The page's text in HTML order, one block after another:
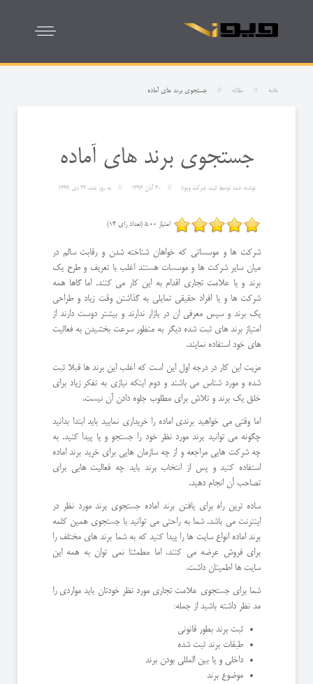
خانه مقاله جستجوی برند های آماده
جستجوی برند های آماده
نوشته شده توسطثبت شرکت ویونا 30 آبان 1396 به روز شده22 دی 1399
امتیاز 5.00 (تعداد رای 14)
شرکت ها و موسساتی که خواهان شناخته شدن و رقابت سالم در
میان سایر شرکت ها و موسسات هستند اغلب با تعریف و طرح یک
برند و یا علامت تجاری اقدام به این کار می کنند. اما گاها همه
شرکت ها و یا افراد حقیقی تمایلی به گذاشتن وقت زیاد و طراحی
یک برند و سپس معرفی ان در بازار ندارند و بیشتر دوست دارند از
امتیاز برند های ثبت شده دیگر به منظور سرعت بخشیدن به فعالیت
های خود استفاده نمایند.
مزیت این کار در درجه اول این است که اغلب این برند ها قبلا ثبت
شده و مورد شناس می باشند و دوم اینکه نیازی به تفکر زیاد برای
خلق یک برند و تلاش برای مطلوب جلوه دادن آن نیست.
اما وقتی می خواهید برندی اماده را خریداری نمایید باید ابتدا بدانید
چگونه می توانید برند مورد نظر خود را جستجو و یا پیدا کنید. به
چه شرکت هایی مراجعه و از چه سازمان هایی برای خرید برند اماده
استفاده کنید و پس از انتخاب برند باید چه فعالیت هایی برای
تصاحب آن انجام دهید.
ساده ترین راه برای یافتن برند اماده جستجوی برند مورد نظر در
اینترنت می باشد. شما به راحتی می توانید با جستجوی همین کلمه
برند اماده انواع سایت ها را پیدا کنید که به شما برند های مختلف را
برای فروش عرضه می کنند. اما مطمئنا نمی توان به همه این
سایت ها اطمینان داشت.
شما برای جستجوی علامت تجاری مورد نظر خودتان باید مواردی را
مد نظر داشته باشید از جمله:
ثبت برند بطور قانونی
طبقات برند ثبت شده
داخلی و یا بین المللی بودن برند
موضوع برند